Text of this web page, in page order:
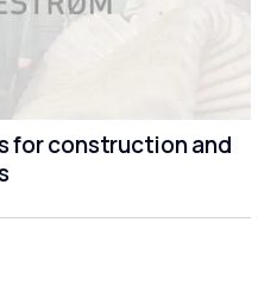
for construction and